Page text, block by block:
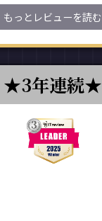
もっとレビューを読む
3年連続